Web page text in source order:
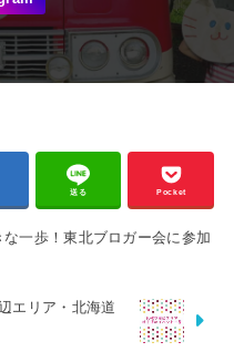
送る Pocket
一歩！東北ブロガー会に参加
エリア・北海道